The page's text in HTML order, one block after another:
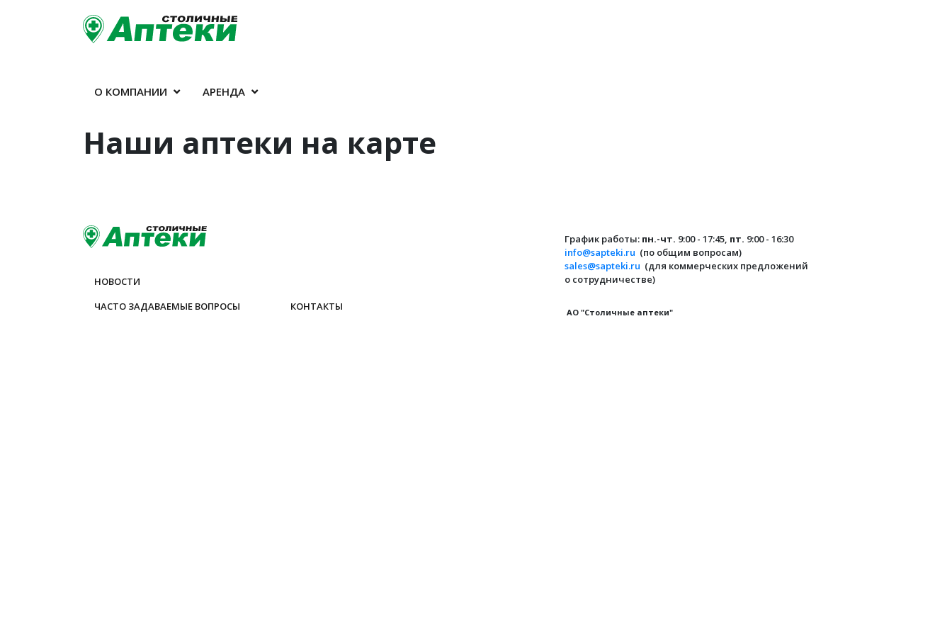
О КОМПАНИИ АРЕНДА
Наши аптеки на карте
НОВОСТИ
ЧАСТО ЗАДАВАЕМЫЕ ВОПРОСЫ
КОНТАКТЫ
График работы: пн.-чт. 9:00 - 17:45, пт. 9:00 - 16:30
info@sapteki.ru (по общим вопросам)
sales@sapteki.ru (для коммерческих предложений
о сотрудничестве)
АО "Столичные аптеки"